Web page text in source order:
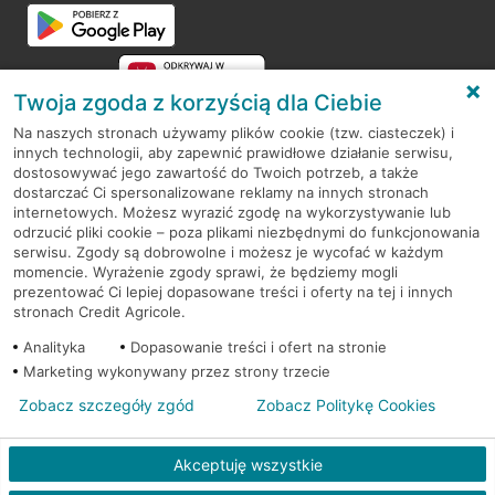
RODO
Regulamin serwisu
Mapa serwisu
PolitykaCookies
© 2026 Credit Agricole Bank Polska S.A. Wszelkie prawa zastrzeżone
Twoja zgoda z korzyścią dla Ciebie
Na naszych stronach używamy plików cookie (tzw. ciasteczek) i
innych technologii, aby zapewnić prawidłowe działanie serwisu,
dostosowywać jego zawartość do Twoich potrzeb, a także
dostarczać Ci spersonalizowane reklamy na innych stronach
internetowych. Możesz wyrazić zgodę na wykorzystywanie lub
odrzucić pliki cookie – poza plikami niezbędnymi do funkcjonowania
serwisu. Zgody są dobrowolne i możesz je wycofać w każdym
momencie. Wyrażenie zgody sprawi, że będziemy mogli
prezentować Ci lepiej dopasowane treści i oferty na tej i innych
stronach Credit Agricole.
Analityka
Dopasowanie treści i ofert na stronie
Marketing wykonywany przez strony trzecie
Akceptuję wszystkie
Zobacz szczegóły zgód Zobacz Politykę Cookies